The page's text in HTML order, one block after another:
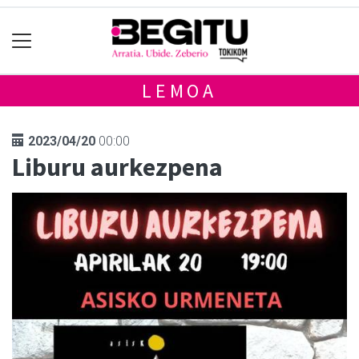
LEMOA
2023/04/20 00:00
Liburu aurkezpena